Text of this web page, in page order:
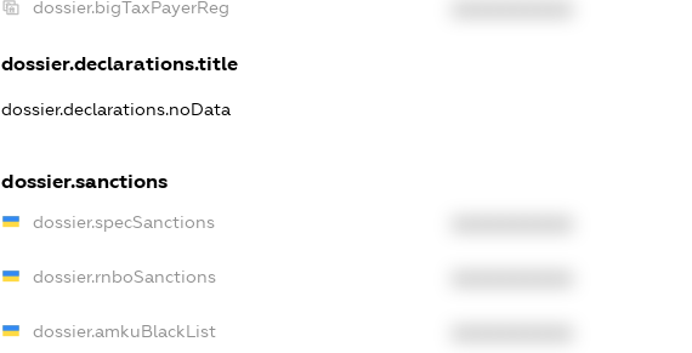
dossier.bigTaxPayerReg
dossier.declarations.title
dossier.declarations.noData
dossier.sanctions
dossier.specSanctions
dossier.rnboSanctions
dossier.amkuBlackList